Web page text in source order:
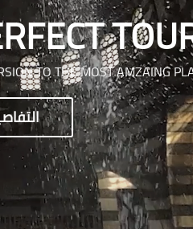
TO THE MOST AMZAING